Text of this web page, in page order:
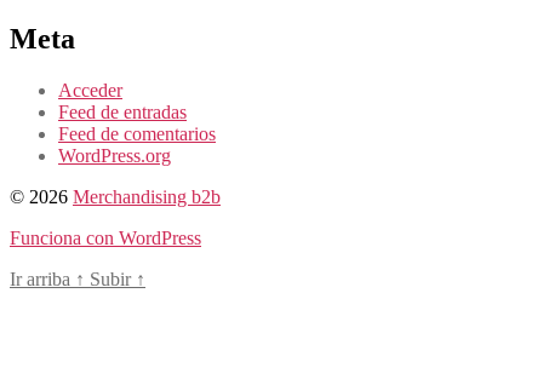
Meta
Acceder
Feed de entradas
Feed de comentarios
WordPress.org
© 2026 Merchandising b2b
Funciona con WordPress
Ir arriba ↑ Subir ↑